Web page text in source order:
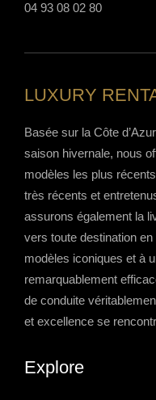
04 93 08 02 80
LUXURY
Basée sur la Côte
saison hivernale, nous
modèles les plus
très récents et
assurons également la
vers toute destination
modèles iconiques et à
remarquablement
de conduite
et excellence se
Explore